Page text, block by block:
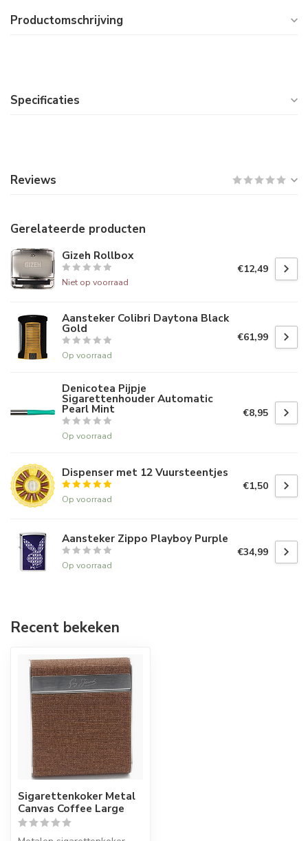
Productomschrijving
Specificaties
Reviews
Gerelateerde producten
Gizeh Rollbox
Niet op voorraad
€12,49
Aansteker Colibri Daytona Black
Gold
Op voorraad
€61,99
Denicotea Pijpje
Sigarettenhouder Automatic
Pearl Mint
Op voorraad
€8,95
Dispenser met 12 Vuursteentjes
Op voorraad
€1,50
Aansteker Zippo Playboy Purple
Op voorraad
€34,99
Recent bekeken
Sigarettenkoker Metal
Canvas Coffee Large